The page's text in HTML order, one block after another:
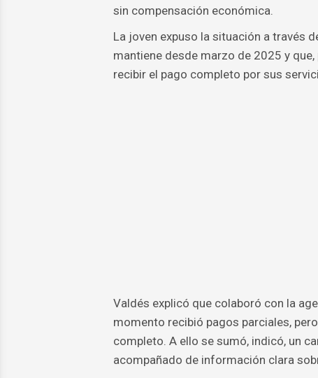
sin compensación económica.
La joven expuso la situación a través
mantiene desde marzo de 2025 y
recibir el pago completo por sus
Valdés explicó que colaboró con la
momento recibió pagos parciales,
completo. A ello se sumó, indicó, un
acompañado de información clara